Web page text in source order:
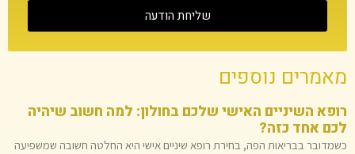
שליחת הודעה
מאמרים נוספים
רופא השיניים האישי שלכם בחולון: למה חשוב שיהיה
לכם אחד כזה?
כשמדובר בבריאות הפה, בחירת רופא שיניים אישי היא החלטה חשובה שמשפיעה